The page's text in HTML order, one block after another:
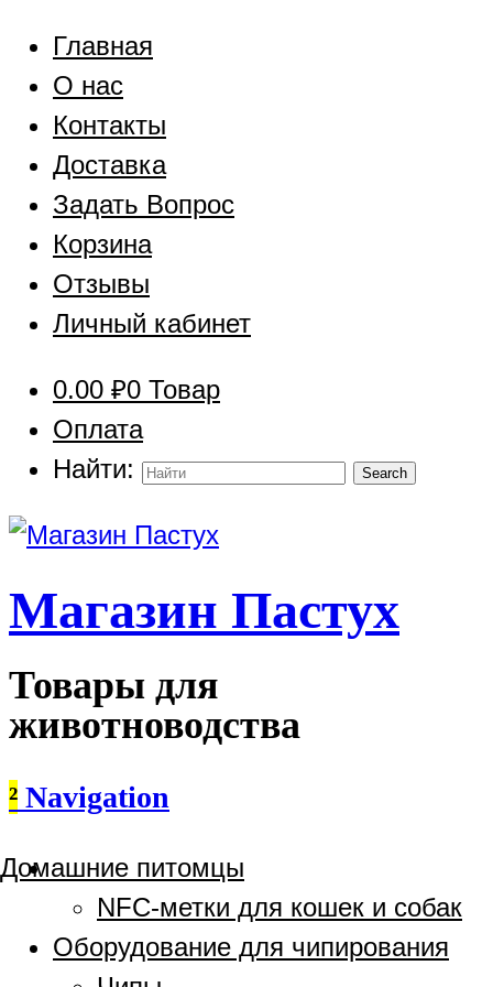
Главная
О нас
Контакты
Доставка
Задать Вопрос
Корзина
Отзывы
Личный кабинет
0.00 ₽0 Товар
Оплата
Найти:
Магазин Пастух
Товары для
животноводства
² Navigation
Домашние питомцы
NFC-метки для кошек и собак
Оборудование для чипирования